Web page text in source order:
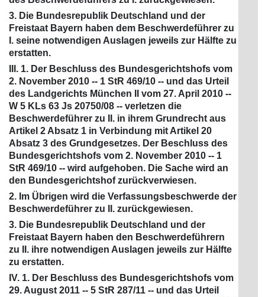
3. Die Bundesrepublik Deutschland und der
Freistaat Bayern haben dem Beschwerdeführer zu
I. seine notwendigen Auslagen jeweils zur Hälfte zu
erstatten.
III. 1. Der Beschluss des Bundesgerichtshofs vom
2. November 2010 -- 1 StR 469/10 -- und das Urteil
des Landgerichts München II vom 27. April 2010 --
W 5 KLs 63 Js 20750/08 -- verletzen die
Beschwerdeführer zu II. in ihrem Grundrecht aus
Artikel 2 Absatz 1 in Verbindung mit Artikel 20
Absatz 3 des Grundgesetzes. Der Beschluss des
Bundesgerichtshofs vom 2. November 2010 -- 1
StR 469/10 -- wird aufgehoben. Die Sache wird an
den Bundesgerichtshof zurückverwiesen.
2. Im Übrigen wird die Verfassungsbeschwerde der
Beschwerdeführer zu II. zurückgewiesen.
3. Die Bundesrepublik Deutschland und der
Freistaat Bayern haben den Beschwerdeführern
zu II. ihre notwendigen Auslagen jeweils zur Hälfte
zu erstatten.
IV. 1. Der Beschluss des Bundesgerichtshofs vom
29. August 2011 -- 5 StR 287/11 -- und das Urteil